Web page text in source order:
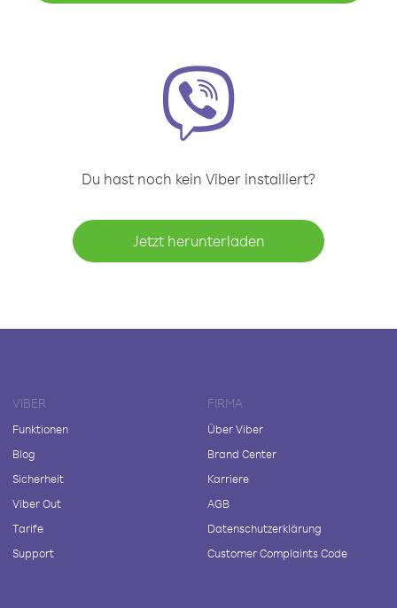
Du hast noch kein Viber installiert?
Jetzt herunterladen
VIBER
Funktionen
Blog
Sicherheit
Viber Out
Tarife
Support
FIRMA
Über Viber
Brand Center
Karriere
AGB
Datenschutzerklärung
Customer Complaints Code